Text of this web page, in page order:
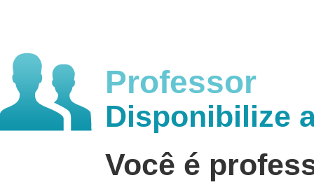
Professor
Disponibilize
Você é